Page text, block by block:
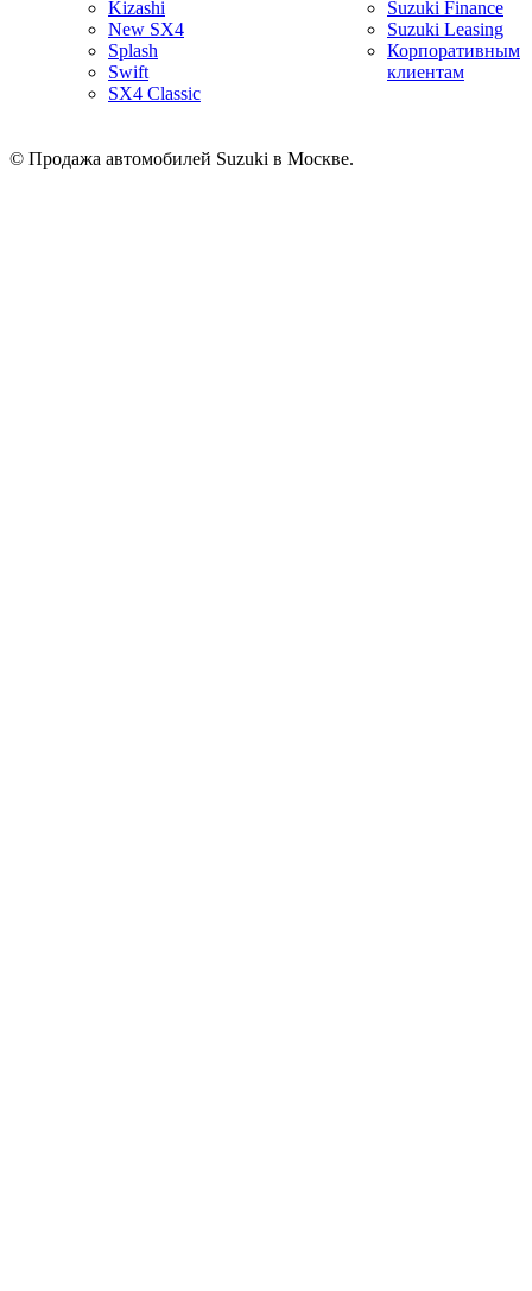
Kizashi
New SX4
Splash
Swift
SX4 Classic
Suzuki Finance
Suzuki Leasing
Корпоративным
клиентам
© Продажа автомобилей Suzuki в Москве.